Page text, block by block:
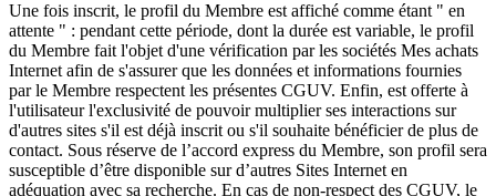
Une fois inscrit, le profil du Membre est affiché comme étant " en
attente " : pendant cette période, dont la durée est variable, le profil
du Membre fait l'objet d'une vérification par les sociétés Mes achats
Internet afin de s'assurer que les données et informations fournies
par le Membre respectent les présentes CGUV. Enfin, est offerte à
l'utilisateur l'exclusivité de pouvoir multiplier ses interactions sur
d'autres sites s'il est déjà inscrit ou s'il souhaite bénéficier de plus de
contact. Sous réserve de l’accord express du Membre, son profil sera
susceptible d’être disponible sur d’autres Sites Internet en
adéquation avec sa recherche. En cas de non-respect des CGUV, le